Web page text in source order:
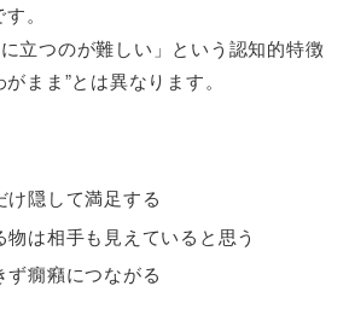
。
立つのが難しい」という認知的特徴
まま”とは異なります。
隠して満足する
物は相手も見えていると思う
癇癪につながる